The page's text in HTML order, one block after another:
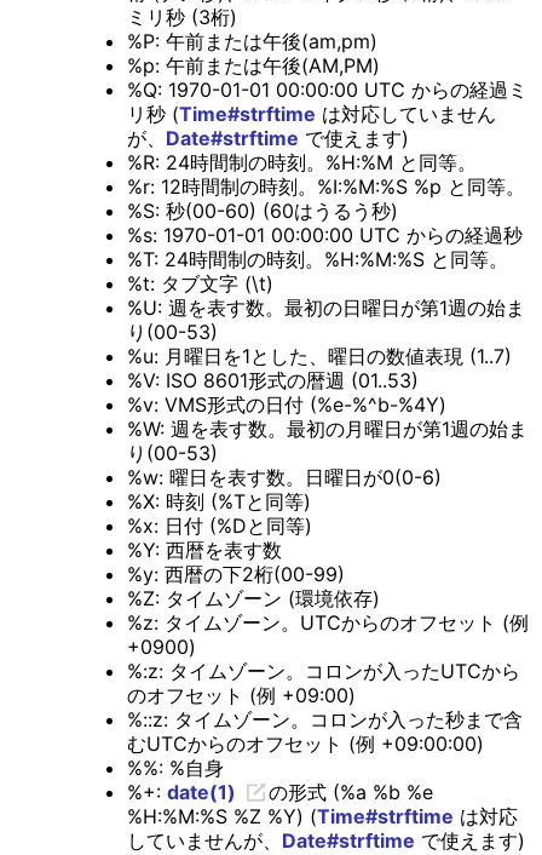
ミリ秒 (3桁)
%P: 午前または午後(am,pm)
%p: 午前または午後(AM,PM)
%Q: 1970-01-01 00:00:00 UTC からの経過ミ
リ秒 (Time#strftime は対応していません
が、 Date#strftime で使えます)
%R: 24時間制の時刻。%H:%M と同等。
%r: 12時間制の時刻。%I:%M:%S %p と同等。
%S: 秒(00-60) (60はうるう秒)
%s: 1970-01-01 00:00:00 UTC からの経過秒
%T: 24時間制の時刻。%H:%M:%S と同等。
%t: タブ文字 (\t)
%U: 週を表す数。最初の日曜日が第1週の始ま
り(00-53)
%u: 月曜日を1とした、曜日の数値表現 (1..7)
%V: ISO 8601形式の暦週 (01..53)
%v: VMS形式の日付 (%e-%^b-%4Y)
%W: 週を表す数。最初の月曜日が第1週の始ま
り(00-53)
%w: 曜日を表す数。日曜日が0(0-6)
%X: 時刻 (%Tと同等)
%x: 日付 (%Dと同等)
%Y: 西暦を表す数
%y: 西暦の下2桁(00-99)
%Z: タイムゾーン (環境依存)
%z: タイムゾーン。UTCからのオフセット (例
+0900)
%:z: タイムゾーン。コロンが入ったUTCから
のオフセット (例 +09:00)
%::z: タイムゾーン。コロンが入った秒まで含
むUTCからのオフセット (例 +09:00:00)
%%: %自身
%+: date(1)
の形式 (%a %b %e
%H:%M:%S %Z %Y) (Time#strftime は対応
していませんが、 Date#strftime で使えます)